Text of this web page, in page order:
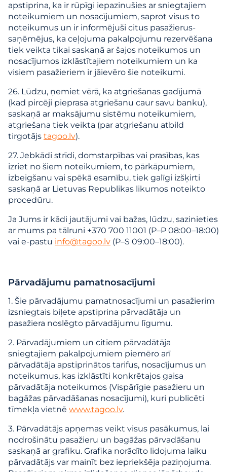
apstiprina, ka ir rūpīgi iepazinušies ar sniegtajiem
noteikumiem un nosacījumiem, saprot visus to
noteikumus un ir informējuši citus pasažierus-
saņēmējus, ka ceļojuma pakalpojumu rezervēšana
tiek veikta tikai saskaņā ar šajos noteikumos un
nosacījumos izklāstītajiem noteikumiem un ka
visiem pasažieriem ir jāievēro šie noteikumi.
26. Lūdzu, ņemiet vērā, ka atgriešanas gadījumā
(kad pircēji pieprasa atgriešanu caur savu banku),
saskaņā ar maksājumu sistēmu noteikumiem,
atgriešana tiek veikta (par atgriešanu atbild
tirgotājs tagoo.lv).
27. Jebkādi strīdi, domstarpības vai prasības, kas
izriet no šiem noteikumiem, to pārkāpumiem,
izbeigšanu vai spēkā esamību, tiek galīgi izšķirti
saskaņā ar Lietuvas Republikas likumos noteikto
procedūru.
Ja Jums ir kādi jautājumi vai bažas, lūdzu, sazinieties
ar mums pa tālruni +370 700 11001 (P–P 08:00–18:00)
vai e-pastu info@tagoo.lv (P–S 09:00–18:00).
Pārvadājumu pamatnosacījumi
1. Šie pārvadājumu pamatnosacījumi un pasažierim
izsniegtais biļete apstiprina pārvadātāja un
pasažiera noslēgto pārvadājumu līgumu.
2. Pārvadājumiem un citiem pārvadātāja
sniegtajiem pakalpojumiem piemēro arī
pārvadātāja apstiprinātos tarifus, nosacījumus un
noteikumus, kas izklāstīti konkrētajos gaisa
pārvadātāja noteikumos (Vispārīgie pasažieru un
bagāžas pārvadāšanas nosacījumi), kuri publicēti
tīmekļa vietnē www.tagoo.lv.
3. Pārvadātājs apņemas veikt visus pasākumus, lai
nodrošinātu pasažieru un bagāžas pārvadāšanu
saskaņā ar grafiku. Grafika norādīto lidojuma laiku
pārvadātājs var mainīt bez iepriekšēja paziņojuma.